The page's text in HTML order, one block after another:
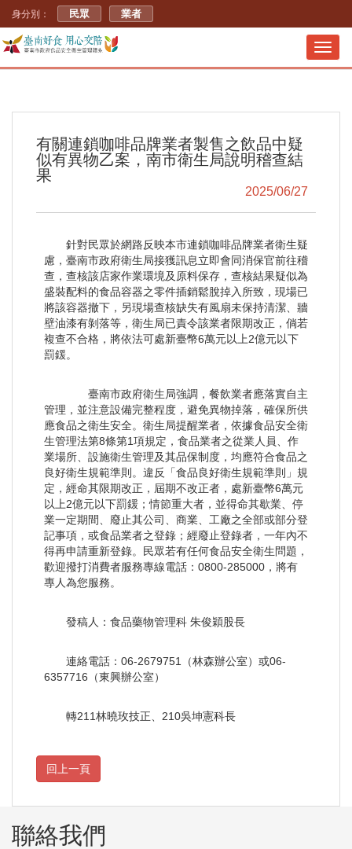
身分別： 民眾 業者
有關連鎖咖啡品牌業者製售之飲品中疑
似有異物乙案，南市衛生局說明稽查結
果
2025/06/27
針對民眾於網路反映本市連鎖咖啡品牌業者衛生疑
慮，臺南市政府衛生局接獲訊息立即會同消保官前往稽
查，查核該店家作業環境及原料保存，查核結果疑似為
盛裝配料的食品容器之零件插銷鬆脫掉入所致，現場已
將該容器撤下，另現場查核缺失有風扇未保持清潔、牆
壁油漆有剝落等，衛生局已責令該業者限期改正，倘若
複查不合格，將依法可處新臺幣6萬元以上2億元以下
罰鍰。
臺南市政府衛生局強調，餐飲業者應落實自主
管理，並注意設備完整程度，避免異物掉落，確保所供
應食品之衛生安全。衛生局提醒業者，依據食品安全衛
生管理法第8條第1項規定，食品業者之從業人員、作
業場所、設施衛生管理及其品保制度，均應符合食品之
良好衛生規範準則。違反「食品良好衛生規範準則」規
定，經命其限期改正，屆期不改正者，處新臺幣6萬元
以上2億元以下罰鍰；情節重大者，並得命其歇業、停
業一定期間、廢止其公司、商業、工廠之全部或部分登
記事項，或食品業者之登錄；經廢止登錄者，一年內不
得再申請重新登錄。民眾若有任何食品安全衛生問題，
歡迎撥打消費者服務專線電話：0800-285000，將有
專人為您服務。
發稿人：食品藥物管理科 朱俊穎股長
連絡電話：06-2679751（林森辦公室）或06-
6357716（東興辦公室）
轉211林曉玫技正、210吳坤憲科長
聯絡我們